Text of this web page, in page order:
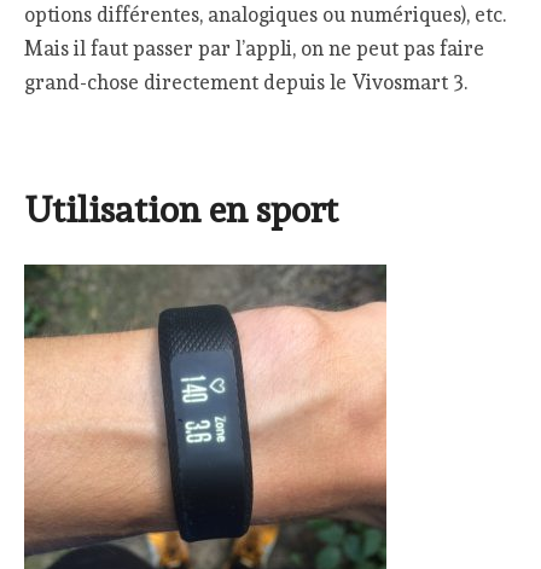
options différentes, analogiques ou numériques), etc.
Mais il faut passer par l’appli, on ne peut pas faire
grand-chose directement depuis le Vivosmart 3.
Utilisation en sport